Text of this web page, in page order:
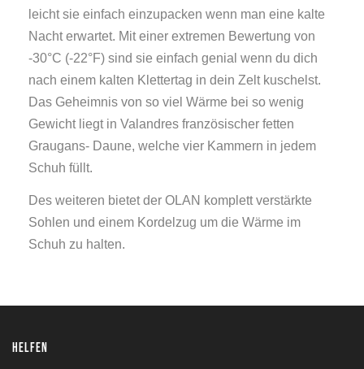
leicht sie einfach einzupacken wenn man eine kalte
Nacht erwartet. Mit einer extremen Bewertung von
-30°C (-22°F) sind sie einfach genial wenn du dich
nach einem kalten Klettertag in dein Zelt kuschelst.
Das Geheimnis von so viel Wärme bei so wenig
Gewicht liegt in Valandres französischer fetten
Graugans- Daune, welche vier Kammern in jedem
Schuh füllt.
Des weiteren bietet der OLAN komplett verstärkte
Sohlen und einem Kordelzug um die Wärme im
Schuh zu halten.
HELFEN